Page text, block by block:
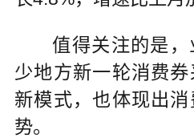
值得关注的是，
少地方新一轮消费
新模式，也体现出
势。